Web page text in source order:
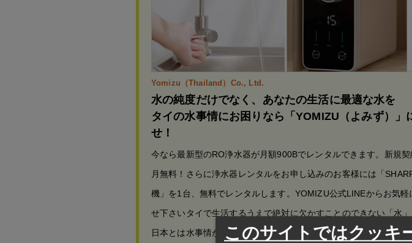
Yomizu（Thailand）Co., Ltd.
水の純度だけでなく、あなたの生活に最適な水を
タイの水事情にお困りなら「YOMIZU（よみず）」
せ！
今なら最新型のRO浄水器が月額900Bでレンタルできます。新規契
月無料！さらに浄水器レンタルをお申し込みのお客様には「
機」を1台、無料でレンタルします。YOMIZU公式LINEからお気軽
せ下さいタイで生活するうえで絶対に欠かすことのできない「水」
日本とは水事情が異なり、タイでは水道水の水をそのま…
このサイトではクッキ